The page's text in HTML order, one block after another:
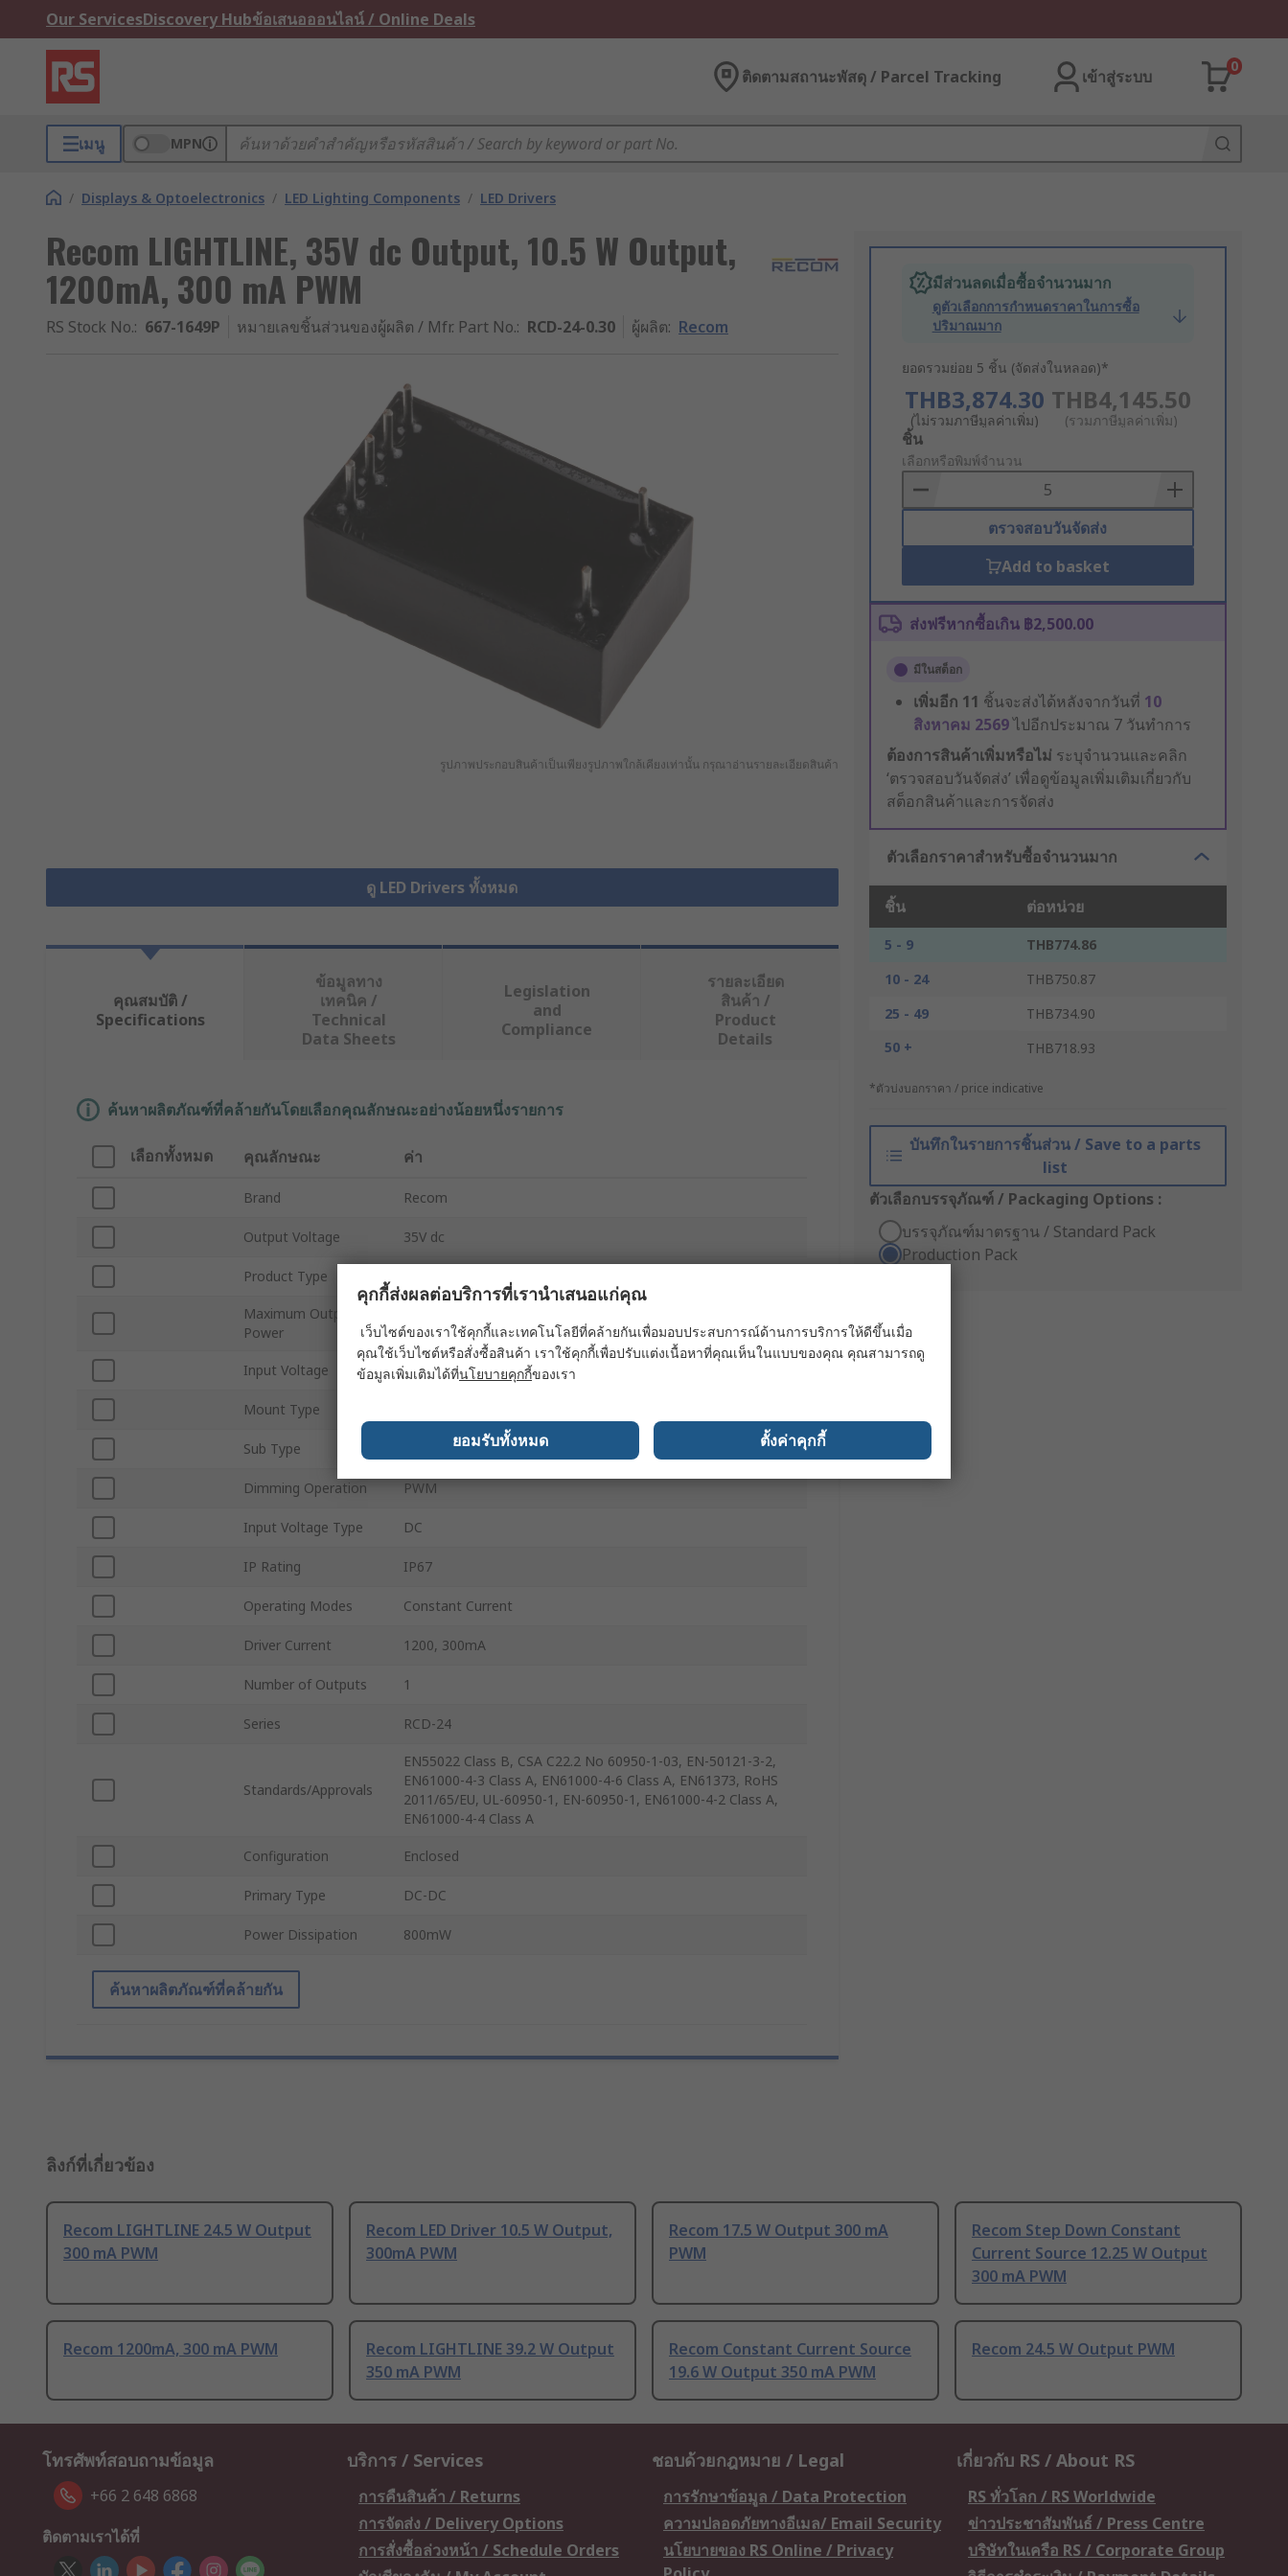
Our ServicesDiscovery Hubข้อเสนอออนไลน์ / Online Deals
ติดตามสถานะพัสดุ / Parcel Tracking เข้าสู่ระบบ
0
เมนู MPN
/ Displays & Optoelectronics / LED Lighting Components / LED Drivers
Recom LIGHTLINE, 35V dc Output, 10.5 W Output,
1200mA, 300 mA PWM
RS Stock No.: 667-1649P หมายเลขชิ้นส่วนของผู้ผลิต / Mfr. Part No.: RCD-24-0.30 ผู้ผลิต: Recom
รูปภาพประกอบสินค้าเป็นเพียงรูปภาพใกล้เคียงเท่านั้น กรุณาอ่านรายละเอียดสินค้า
ดู LED Drivers ทั้งหมด
มีส่วนลดเมื่อซื้อจำนวนมาก
ดูตัวเลือกการกำหนดราคาในการซื้อ
ปริมาณมาก
ยอดรวมย่อย 5 ชิ้น (จัดส่งในหลอด)*
THB3,874.30
(ไม่รวมภาษีมูลค่าเพิ่ม)
THB4,145.50
(รวมภาษีมูลค่าเพิ่ม)
Add
to
Basket
ชิ้น
เลือกหรือพิมพ์จำนวน
ตรวจสอบวันจัดส่ง
Add to basket
ส่งฟรีหากซื้อเกิน ฿2,500.00
มีในสต็อก
เพิ่มอีก 11 ชิ้นจะส่งได้หลังจากวันที่ 10
สิงหาคม 2569ไปอีกประมาณ 7 วันทำการ
ต้องการสินค้าเพิ่มหรือไม่ ระบุจำนวนและคลิก
‘ตรวจสอบวันจัดส่ง’ เพื่อดูข้อมูลเพิ่มเติมเกี่ยวกับ
สต็อกสินค้าและการจัดส่ง
ตัวเลือกราคาสำหรับซื้อจำนวนมาก
ชิ้น ต่อหน่วย
5 - 9
THB774.86
10 - 24
THB750.87
25 - 49
THB734.90
50 +
THB718.93
*ตัวบ่งบอกราคา / price indicative
บันทึกในรายการชิ้นส่วน / Save to a parts
list
ตัวเลือกบรรจุภัณฑ์ / Packaging Options :
บรรจุภัณฑ์มาตรฐาน / Standard Pack
Production Pack
คุณสมบัติ /
Specifications
ข้อมูลทาง
เทคนิค /
Technical
Data Sheets
Legislation
and
Compliance
รายละเอียด
สินค้า /
Product
Details
ค้นหาผลิตภัณฑ์ที่คล้ายกันโดยเลือกคุณลักษณะอย่างน้อยหนึ่งรายการ
เลือกทั้งหมด คุณลักษณะ ค่า
Brand Recom
Output Voltage 35V dc
Product Type
Maximum Output
Power
10.5W
Input Voltage 36V dc
Mount Type
Sub Type LIGHTLINE
Dimming Operation PWM
Input Voltage Type DC
IP Rating IP67
Operating Modes Constant Current
Driver Current 1200, 300mA
Number of Outputs 1
Series RCD-24
Standards/Approvals
EN55022 Class B, CSA C22.2 No 60950-1-03, EN-50121-3-2,
EN61000-4-3 Class A, EN61000-4-6 Class A, EN61373, RoHS
2011/65/EU, UL-60950-1, EN-60950-1, EN61000-4-2 Class A,
EN61000-4-4 Class A
Configuration Enclosed
Primary Type DC-DC
Power Dissipation 800mW
ค้นหาผลิตภัณฑ์ที่คล้ายกัน
ลิงก์ที่เกี่ยวข้อง
Recom LIGHTLINE 24.5 W Output
300 mA PWM
Recom LED Driver 10.5 W Output,
300mA PWM
Recom 17.5 W Output 300 mA
PWM
Recom Step Down Constant
Current Source 12.25 W Output
300 mA PWM
Recom 1200mA, 300 mA PWM
Recom LIGHTLINE 39.2 W Output
350 mA PWM
Recom Constant Current Source
19.6 W Output 350 mA PWM
Recom 24.5 W Output PWM
โทรศัพท์สอบถามข้อมูล
+66 2 648 6868
ติดตามเราได้ที่
บริการ / Services
การคืนสินค้า / Returns
การจัดส่ง / Delivery Options
การสั่งซื้อล่วงหน้า / Schedule Orders
ชอบด้วยกฎหมาย / Legal
การรักษาข้อมูล / Data Protection
ความปลอดภัยทางอีเมล/ Email Security
นโยบายของ RS Online / Privacy
เกี่ยวกับ RS / About RS
RS ทั่วโลก / RS Worldwide
ข่าวประชาสัมพันธ์ / Press Centre
บริษัทในเครือ RS / Corporate Group
คุกกี้ส่งผลต่อบริการที่เรานำเสนอแก่คุณ
เว็บไซต์ของเราใช้คุกกี้และเทคโนโลยีที่คล้ายกันเพื่อมอบประสบการณ์ด้านการบริการให้ดีขึ้นเมื่อ
คุณใช้เว็บไซต์หรือสั่งซื้อสินค้า เราใช้คุกกี้เพื่อปรับแต่งเนื้อหาที่คุณเห็นในแบบของคุณ คุณสามารถดู
ข้อมูลเพิ่มเติมได้ที่นโยบายคุกกี้ของเรา
ยอมรับทั้งหมด ตั้งค่าคุกกี้